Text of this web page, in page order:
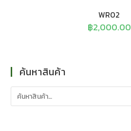
WR02
฿2,000.00
ค้นหาสินค้า